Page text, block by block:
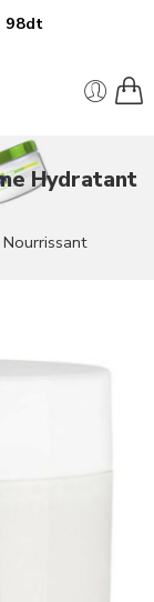
98dt
Hydratant